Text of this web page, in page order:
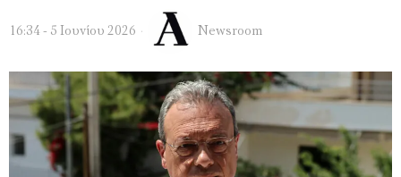
16:34 - 5 Ιουνίου 2026 Newsroom